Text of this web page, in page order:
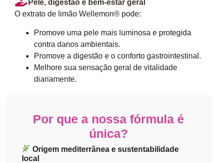
Pele, digestão e bem-estar geral
O extrato de limão Wellemon® pode:
Promove uma pele mais luminosa e protegida
contra danos ambientais.
Promove a digestão e o conforto gastrointestinal.
Melhore sua sensação geral de vitalidade
diariamente.
Por que a nossa fórmula é
única?
Origem mediterrânea e sustentabilidade
local